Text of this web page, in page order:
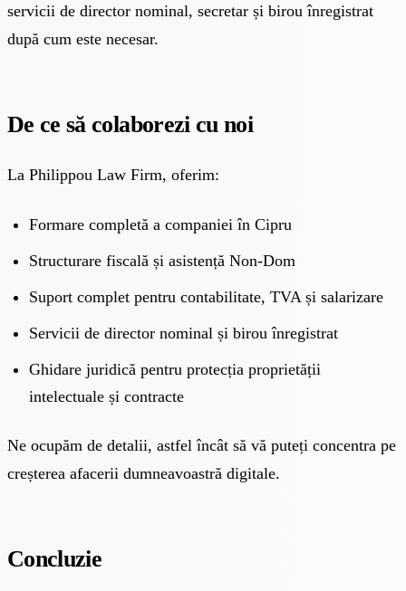
servicii de director nominal, secretar și birou înregistrat
după cum este necesar.
De ce să colaborezi cu noi
La Philippou Law Firm, oferim:
Formare completă a companiei în Cipru
Structurare fiscală și asistență Non-Dom
Suport complet pentru contabilitate, TVA și salarizare
Servicii de director nominal și birou înregistrat
Ghidare juridică pentru protecția proprietății
intelectuale și contracte
Ne ocupăm de detalii, astfel încât să vă puteți concentra pe
creșterea afacerii dumneavoastră digitale.
Concluzie